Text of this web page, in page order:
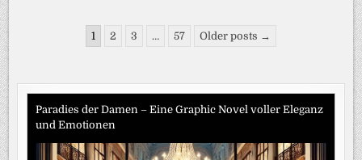
SEPTEMBER
2026
Seitennummerierung
Beiträge
1 2 3 … 57 Older posts →
Paradies der Damen – Eine Graphic Novel voller Eleganz
und Emotionen